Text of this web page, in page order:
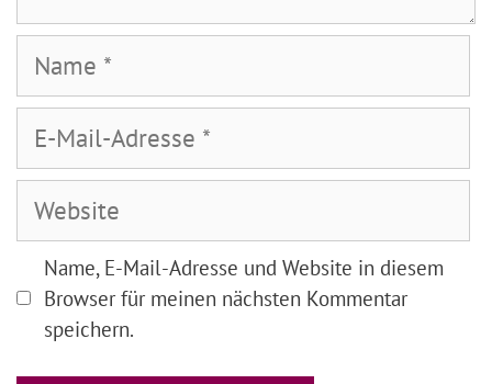
Mail-
Adresse
Name, E-Mail-Adresse und Website in diesem
Browser für meinen nächsten Kommentar
speichern.